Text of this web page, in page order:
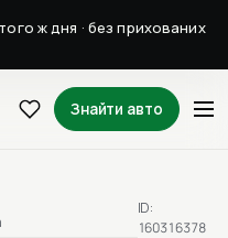
ж дня · без прихованих
Знайти авто
ID:
160316378